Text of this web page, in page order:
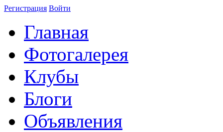
Регистрация Войти
Главная
Фотогалерея
Клубы
Блоги
Объявления